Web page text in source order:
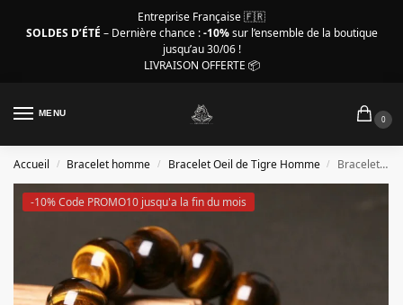
Entreprise Française 🇫🇷
SOLDES D’ÉTÉ – Dernière chance :-10%sur l’ensemble de la boutique
jusqu’au 30/06 !
LIVRAISON OFFERTE 📦
MENU
0
Accueil / Bracelet homme / Bracelet Oeil de Tigre Homme / Bracelet oeil de tigre homme – pierre œil de tigre naturelle
-10% Code PROMO10 jusqu'a la fin du mois